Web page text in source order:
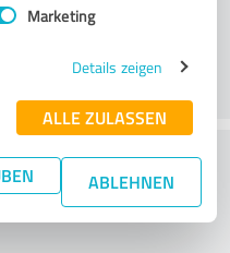
Marketing
Details zeigen
ALLE ZULASSEN
ABLEHNEN
Sie das